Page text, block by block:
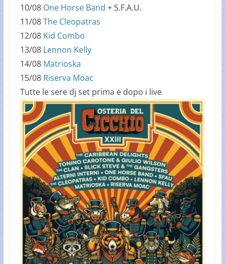
10/08 One Horse Band + S.F.A.U.
11/08The Cleopatras
12/08 Kid Combo
13/08 Lennon Kelly
14/08 Matrioska
15/08 Riserva Moac
Tutte le sere dj set prima e dopo i live